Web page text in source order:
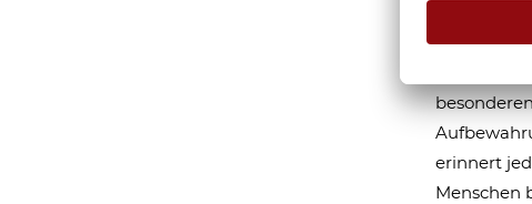
Brautpaar
werden
ihre
erinnert
Menschen